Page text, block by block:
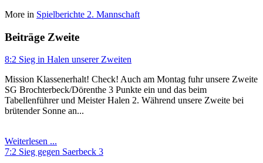
More in Spielberichte 2. Mannschaft
Beiträge Zweite
8:2 Sieg in Halen unserer Zweiten
Mission Klassenerhalt! Check! Auch am Montag fuhr unsere Zweite
SG Brochterbeck/Dörenthe 3 Punkte ein und das beim
Tabellenführer und Meister Halen 2. Während unsere Zweite bei
brütender Sonne an...
Weiterlesen ...
7:2 Sieg gegen Saerbeck 3